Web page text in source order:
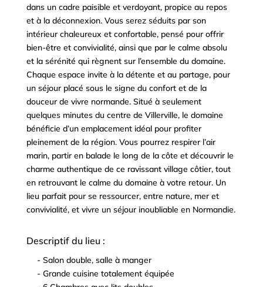
dans un cadre paisible et verdoyant, propice au repos
et à la déconnexion. Vous serez séduits par son
intérieur chaleureux et confortable, pensé pour offrir
bien-être et convivialité, ainsi que par le calme absolu
et la sérénité qui règnent sur l’ensemble du domaine.
Chaque espace invite à la détente et au partage, pour
un séjour placé sous le signe du confort et de la
douceur de vivre normande. Situé à seulement
quelques minutes du centre de Villerville, le domaine
bénéficie d’un emplacement idéal pour profiter
pleinement de la région. Vous pourrez respirer l’air
marin, partir en balade le long de la côte et découvrir le
charme authentique de ce ravissant village côtier, tout
en retrouvant le calme du domaine à votre retour. Un
lieu parfait pour se ressourcer, entre nature, mer et
convivialité, et vivre un séjour inoubliable en Normandie.
Descriptif du lieu :
- Salon double, salle à manger
- Grande cuisine totalement équipée